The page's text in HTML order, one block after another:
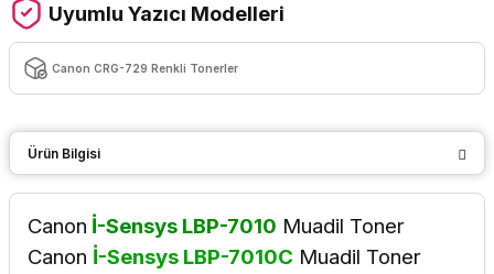
Uyumlu Yazıcı Modelleri
Canon CRG-729 Renkli Tonerler
Ürün Bilgisi
Canon İ-Sensys LBP-7010 Muadil Toner
Canon İ-Sensys LBP-7010C Muadil Toner